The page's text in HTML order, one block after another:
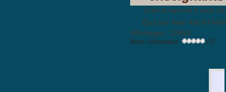
Créé le samedi 4 août
Écrit par Alain
Affichages : 22650
Note utilisateur:
/ 0